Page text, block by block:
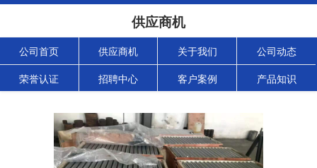
供应商机
公司首页 供应商机 关于我们 公司动态
荣誉认证 招聘中心 客户案例 产品知识